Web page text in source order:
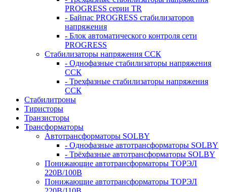
PROGRESS серии TR
- Байпас PROGRESS стабилизаторов
напряжения
- Блок автоматического контроля сети
PROGRESS
Стабилизаторы напряжения ССК
- Однофазные стабилизаторы напряжения
ССК
- Трехфазные стабилизаторы напряжения
ССК
Стабилитроны
Тиристоры
Транзисторы
Трансформаторы
Автотрансформаторы SOLBY
- Однофазные автотрансформаторы SOLBY
- Трёхфазные автотрансформаторы SOLBY
Понижающие автотрансформаторы ТОРЭЛ
220В/100В
Понижающие автотрансформаторы ТОРЭЛ